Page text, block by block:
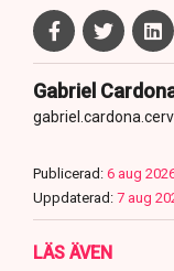
Gabriel
Publicerad: 6 aug
Uppdaterad: 7 aug
LÄS ÄVEN